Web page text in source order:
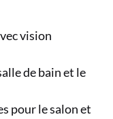
vision
de bain et le
pour le salon et